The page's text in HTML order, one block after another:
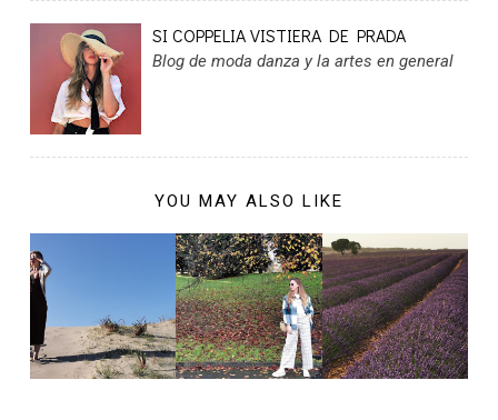
SI COPPELIA VISTIERA DE PRADA
Blog de moda danza y la artes en general
YOU MAY ALSO LIKE